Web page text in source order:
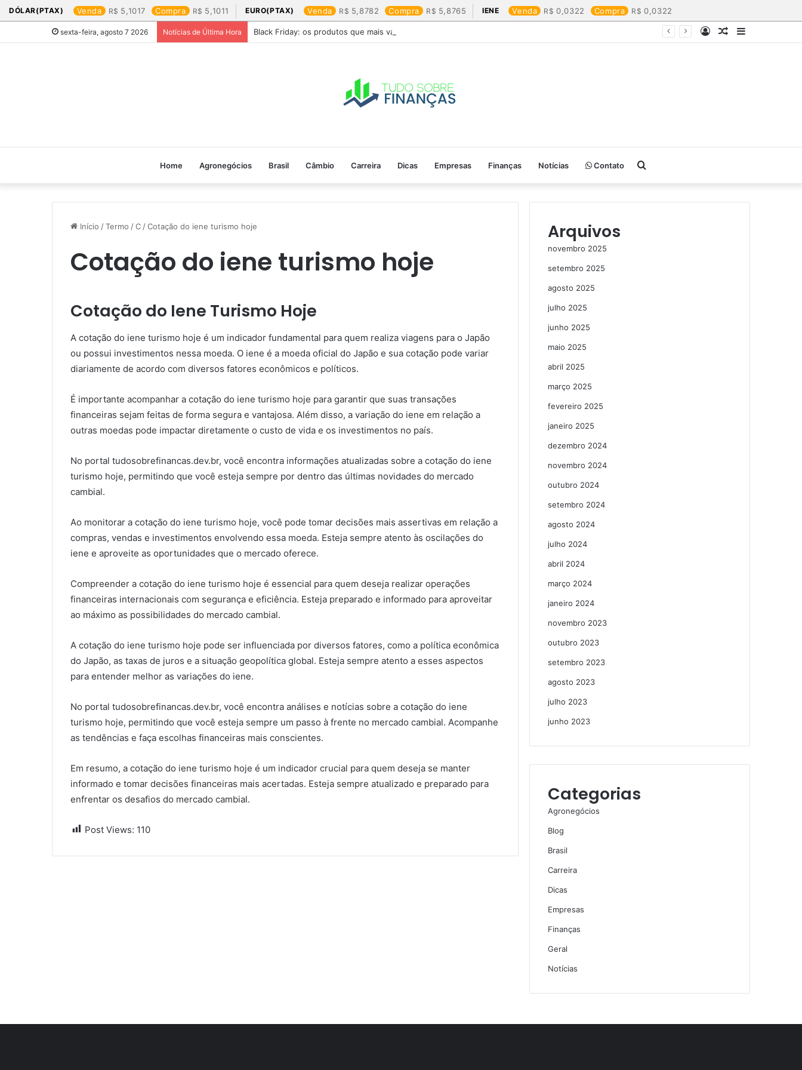
DÓLAR(PTAX) Venda 5,1017 Compra 5,1011 EURO(PTAX) Venda 5,8782 Compra 5,8765 IENE Venda 0,0322 Compra 0,0322
sexta-feira, agosto 7 2026 Notícias de Última Hora Black Friday: os produtos que mais valem a pena
Barra
Artigo
Entrar
Home Agronegócios Brasil Câmbio Carreira Dicas Empresas Finanças Notícias Contato Procurar
por
Início /Termo /C /Cotação do iene turismo hoje​
Cotação do iene turismo hoje​
Cotação do Iene Turismo Hoje
A cotação do iene turismo hoje é um indicador fundamental para quem realiza viagens para o Japão
ou possui investimentos nessa moeda. O iene é a moeda oficial do Japão e sua cotação pode variar
diariamente de acordo com diversos fatores econômicos e políticos.
É importante acompanhar a cotação do iene turismo hoje para garantir que suas transações
financeiras sejam feitas de forma segura e vantajosa. Além disso, a variação do iene em relação a
outras moedas pode impactar diretamente o custo de vida e os investimentos no país.
No portal tudosobrefinancas.dev.br, você encontra informações atualizadas sobre a cotação do iene
turismo hoje, permitindo que você esteja sempre por dentro das últimas novidades do mercado
cambial.
Ao monitorar a cotação do iene turismo hoje, você pode tomar decisões mais assertivas em relação a
compras, vendas e investimentos envolvendo essa moeda. Esteja sempre atento às oscilações do
iene e aproveite as oportunidades que o mercado oferece.
Compreender a cotação do iene turismo hoje é essencial para quem deseja realizar operações
financeiras internacionais com segurança e eficiência. Esteja preparado e informado para aproveitar
ao máximo as possibilidades do mercado cambial.
A cotação do iene turismo hoje pode ser influenciada por diversos fatores, como a política econômica
do Japão, as taxas de juros e a situação geopolítica global. Esteja sempre atento a esses aspectos
para entender melhor as variações do iene.
No portal tudosobrefinancas.dev.br, você encontra análises e notícias sobre a cotação do iene
turismo hoje, permitindo que você esteja sempre um passo à frente no mercado cambial. Acompanhe
as tendências e faça escolhas financeiras mais conscientes.
Em resumo, a cotação do iene turismo hoje é um indicador crucial para quem deseja se manter
informado e tomar decisões financeiras mais acertadas. Esteja sempre atualizado e preparado para
enfrentar os desafios do mercado cambial.
Post Views: 110
Arquivos
novembro 2025
setembro 2025
agosto 2025
julho 2025
junho 2025
maio 2025
abril 2025
março 2025
fevereiro 2025
janeiro 2025
dezembro 2024
novembro 2024
outubro 2024
setembro 2024
agosto 2024
julho 2024
abril 2024
março 2024
janeiro 2024
novembro 2023
outubro 2023
setembro 2023
agosto 2023
julho 2023
junho 2023
Categorias
Agronegócios
Blog
Brasil
Carreira
Dicas
Empresas
Finanças
Geral
Notícias